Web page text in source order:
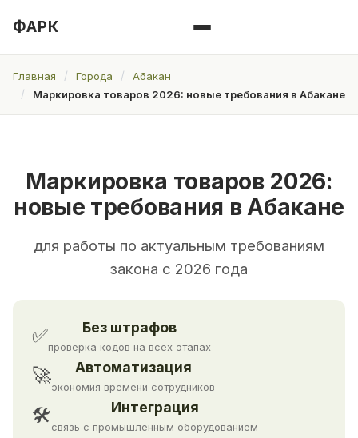
ФАРК
Главная Города
Абакан
Маркировка товаров 2026: новые требования в Абакане
Маркировка товаров 2026:
новые требования в Абакане
для работы по актуальным требованиям
закона с 2026 года
✅ Без штрафов
проверка кодов на всех этапах
🚀 Автоматизация
экономия времени сотрудников
🛠 Интеграция
связь с промышленным оборудованием